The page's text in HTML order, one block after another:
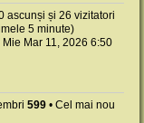
ascunși și 26 vizitatori
5 minute)
Mie Mar 11, 2026 6:50
599 • Cel mai nou